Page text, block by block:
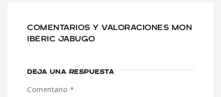
COMENTARIOS Y VALORACIONES MON
IBERIC JABUGO
DEJA UNA RESPUESTA
Comentario *